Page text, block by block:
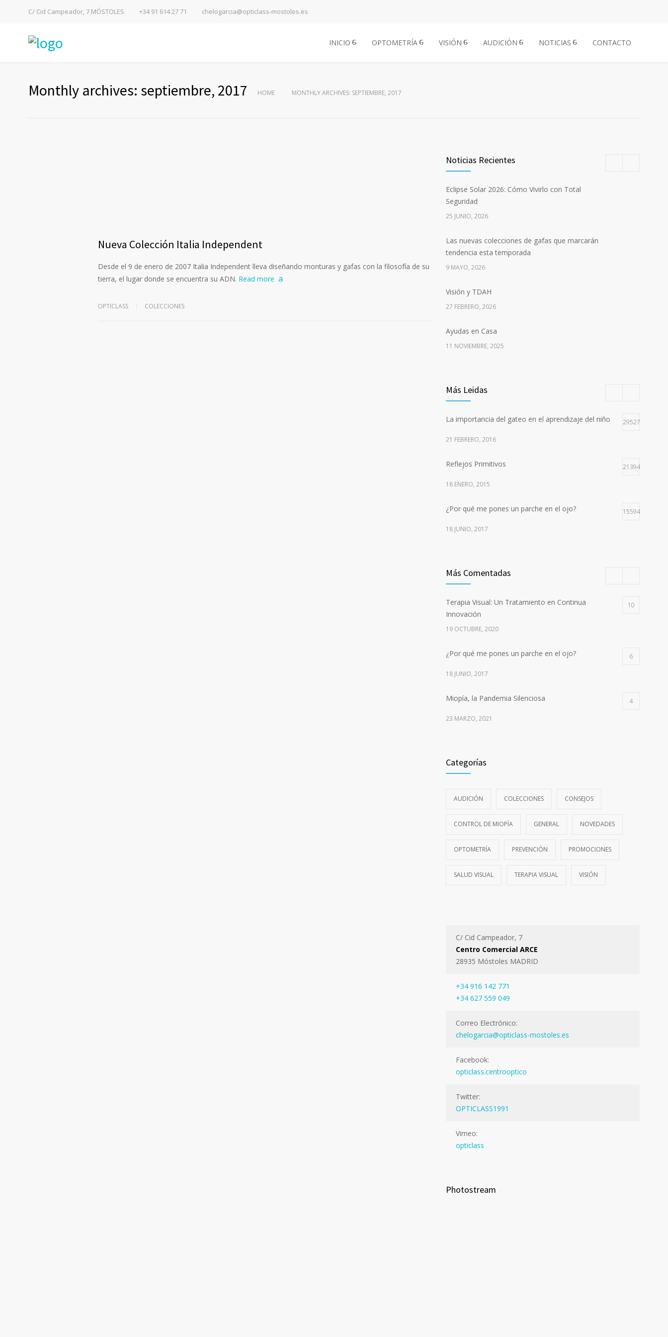
C/ Cid Campeador, 7 MÓSTOLES +34 91 614 27 71 chelogarcia@opticlass-mostoles.es
INICIO OPTOMETRÍA VISIÓN AUDICIÓN NOTICIAS CONTACTO
Monthly archives: septiembre, 2017 HOME MONTHLY ARCHIVES: SEPTIEMBRE, 2017
Nueva Colección Italia Independent
Desde el 9 de enero de 2007 Italia Independent lleva diseñando monturas y gafas con la filosofía de su
tierra, el lugar donde se encuentra su ADN. Read more
OPTICLASS COLECCIONES
Noticias Recientes
Eclipse Solar 2026: Cómo Vivirlo con Total
Seguridad
25 JUNIO, 2026
Las nuevas colecciones de gafas que marcarán
tendencia esta temporada
9 MAYO, 2026
Visión y TDAH
27 FEBRERO, 2026
Ayudas en Casa
11 NOVIEMBRE, 2025
Más Leidas
La importancia del gateo en el aprendizaje del niño 29527
21 FEBRERO, 2016
Reflejos Primitivos 21394
18 ENERO, 2015
¿Por qué me pones un parche en el ojo? 15594
18 JUNIO, 2017
Más Comentadas
Terapia Visual: Un Tratamiento en Continua
Innovación
10
19 OCTUBRE, 2020
¿Por qué me pones un parche en el ojo? 6
18 JUNIO, 2017
Miopía, la Pandemia Silenciosa 4
23 MARZO, 2021
Categorías
AUDICIÓN COLECCIONES CONSEJOS
CONTROL DE MIOPÍA GENERAL NOVEDADES
OPTOMETRÍA PREVENCIÓN PROMOCIONES
SALUD VISUAL TERAPIA VISUAL VISIÓN
C/ Cid Campeador, 7
Centro Comercial ARCE
28935 Móstoles MADRID
+34 916 142 771
+34 627 559 049
Correo Electrónico:
chelogarcia@opticlass-mostoles.es
Facebook:
opticlass.centrooptico
Twitter:
OPTICLASS1991
Vimeo:
opticlass
Photostream